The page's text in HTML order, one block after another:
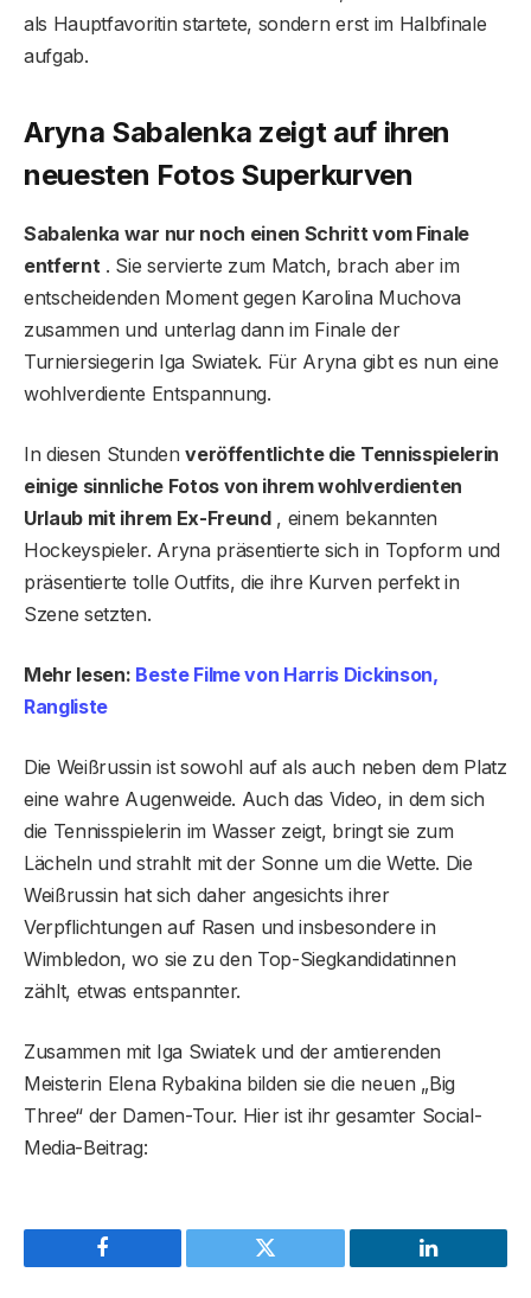
als Hauptfavoritin startete, sondern erst im Halbfinale
aufgab.
Aryna Sabalenka zeigt auf ihren
neuesten Fotos Superkurven
Sabalenka war nur noch einen Schritt vom Finale
entfernt . Sie servierte zum Match, brach aber im
entscheidenden Moment gegen Karolina Muchova
zusammen und unterlag dann im Finale der
Turniersiegerin Iga Swiatek. Für Aryna gibt es nun eine
wohlverdiente Entspannung.
In diesen Stundenveröffentlichte die Tennisspielerin
einige sinnliche Fotos von ihrem wohlverdienten
Urlaub mit ihrem Ex-Freund, einem bekannten
Hockeyspieler. Aryna präsentierte sich in Topform und
präsentierte tolle Outfits, die ihre Kurven perfekt in
Szene setzten.
Mehr lesen: Beste Filme von Harris Dickinson,
Rangliste
Die Weißrussin ist sowohl auf als auch neben dem Platz
eine wahre Augenweide. Auch das Video, in dem sich
die Tennisspielerin im Wasser zeigt, bringt sie zum
Lächeln und strahlt mit der Sonne um die Wette. Die
Weißrussin hat sich daher angesichts ihrer
Verpflichtungen auf Rasen und insbesondere in
Wimbledon, wo sie zu den Top-Siegkandidatinnen
zählt, etwas entspannter.
Zusammen mit Iga Swiatek und der amtierenden
Meisterin Elena Rybakina bilden sie die neuen „Big
Three“ der Damen-Tour. Hier ist ihr gesamter Social-
Media-Beitrag:
Facebook Twitter LinkedIn